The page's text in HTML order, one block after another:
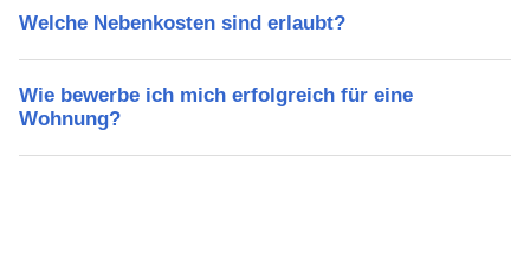
Welche Nebenkosten sind erlaubt?
Wie bewerbe ich mich erfolgreich für eine
Wohnung?